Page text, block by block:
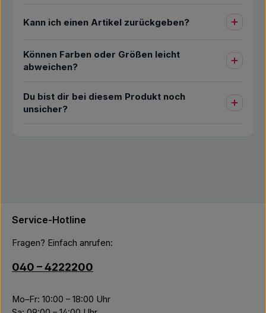
Kann ich einen Artikel zurückgeben?
Können Farben oder Größen leicht
abweichen?
Du bist dir bei diesem Produkt noch
unsicher?
Service-Hotline
Fragen? Einfach anrufen:
040 – 4222200
Mo–Fr: 10:00 – 18:00 Uhr